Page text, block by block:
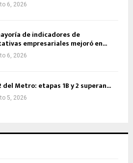
6, 2026
de indicadores de
empresariales mejoró en...
6, 2026
del Metro: etapas 1B y 2 superan...
5, 2026